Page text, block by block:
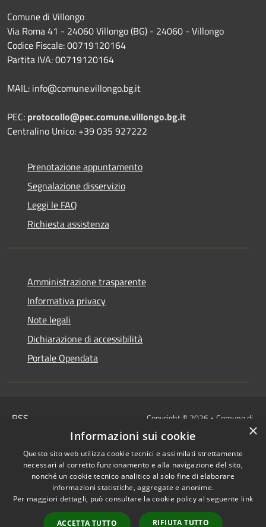
Comune di Villongo
Via Roma 41 - 24060 Villongo (BG) - 24060 - Villongo
Codice Fiscale: 00719120164
Partita IVA: 00719120164
MAIL: info@comune.villongo.bg.it
PEC: protocollo@pec.comune.villongo.bg.it
Centralino Unico: +39 035 927222
Prenotazione appuntamento
Segnalazione disservizio
Leggi le FAQ
Richiesta assistenza
Amministrazione trasparente
Informativa privacy
Note legali
Dichiarazione di accessibilità
Portale Opendata
RSS
Cookie
Mappa del sito
IBAN COMUNALI: per i cittadini
IT48Z0851453760000000120312
Copyright © 2026 • Comune di
Villongo • Powered by
redazione
×
Informazioni sui cookie
Questo sito web utilizza cookie tecnici e assimilati strettamente
necessari al corretto funzionamento e alla navigazione del sito,
nonché un cookie tecnico analitico al solo fine di elaborare
informazioni statistiche, aggregate e anonime.
Per maggiori dettagli, può consultare la cookie policy al seguente link
ACCETTA TUTTO RIFIUTA TUTTO